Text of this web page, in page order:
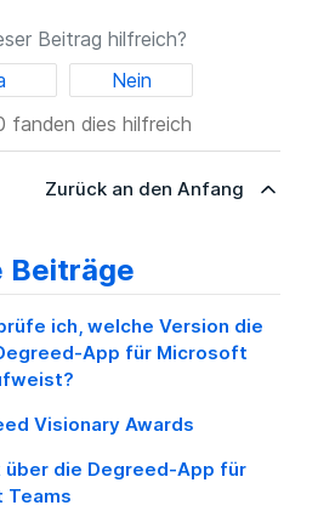
Beitrag hilfreich?
Nein
fanden dies hilfreich
Zurück an den Anfang
Beiträge
ich, welche Version die
App für Microsoft
Visionary Awards
über die Degreed-App für
Teams